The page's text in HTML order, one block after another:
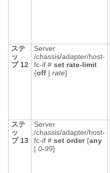
ステ
ッ
プ 12
Server
/chassis/adapter/host-
fc-if # set rate-limit
{off | rate}
ステ
ッ
プ 13
Server
/chassis/adapter/host-
fc-if # set order{any
| 0-99}